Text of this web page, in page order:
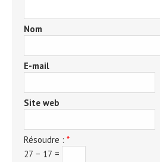
Nom
E-mail
Site web
Résoudre : *
27 − 17 =